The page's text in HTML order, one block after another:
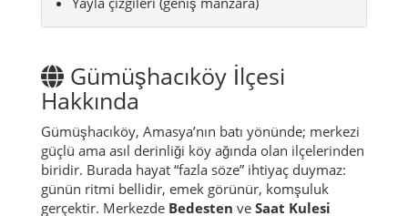
En iyi kareler
Maden Cami (detaylar)
Yayla çizgileri (geniş manzara)
Gümüşhacıköy İlçesi
Hakkında